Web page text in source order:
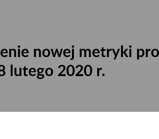
nowej metryki
lutego 2020 r.